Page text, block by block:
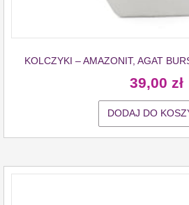
KOLCZYKI – AMAZONIT, AGAT
39,00 zł
DODAJ DO